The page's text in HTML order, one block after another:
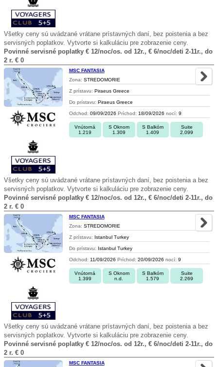
Všetky ceny sú uvádzané vrátane prístavných daní, bez poistenia a bez
servisných poplatkov. Vytvorte si kalkuláciu pre zobrazenie ceny.
Povinné servisné poplatky € 12/noc/os. od 12r., € 6/noc/deti 2-11r., do
2 r. € 0
MSC FANTASIA
Zona: STREDOMORIE
Z prístavu: Piraeus Greece
Do prístavu: Piraeus Greece
Odchod: 09/09/2026 Príchod: 18/09/2026 nocí: 9
Vnútorná
1.219
S Oknom
1.309
S Balkóm
1.409
Suite
2.099
Všetky ceny sú uvádzané vrátane prístavných daní, bez poistenia a bez
servisných poplatkov. Vytvorte si kalkuláciu pre zobrazenie ceny.
Povinné servisné poplatky € 12/noc/os. od 12r., € 6/noc/deti 2-11r., do
2 r. € 0
MSC FANTASIA
Zona: STREDOMORIE
Z prístavu: Istanbul Turkey
Do prístavu: Istanbul Turkey
Odchod: 11/09/2026 Príchod: 20/09/2026 nocí: 9
Vnútorná
1.399
S Oknom
n.d.
S Balkóm
1.579
Suite
2.269
Všetky ceny sú uvádzané vrátane prístavných daní, bez poistenia a bez
servisných poplatkov. Vytvorte si kalkuláciu pre zobrazenie ceny.
Povinné servisné poplatky € 12/noc/os. od 12r., € 6/noc/deti 2-11r., do
2 r. € 0
MSC FANTASIA